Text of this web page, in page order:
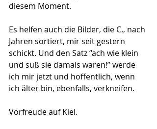
diesem Moment.
Es helfen auch die Bilder, die C., nach
Jahren sortiert, mir seit gestern
schickt. Und den Satz “ach wie klein
und süß sie damals waren!” werde
ich mir jetzt und hoffentlich, wenn
ich älter bin, ebenfalls, verkneifen.
Vorfreude auf Kiel.